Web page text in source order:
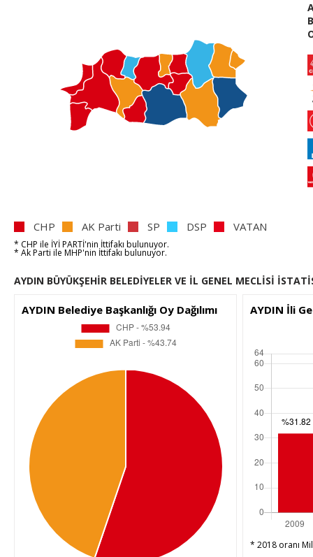
CHP AK Parti SP DSP VATAN
* CHP ile İYİ PARTİ'nin İttifakı bulunuyor.
* Ak Parti ile MHP'nin İttifakı bulunuyor.
AYDIN BÜYÜKŞEHİR BELEDİYELER VE İL GENEL MECLİSİ
AYDIN Belediye Başkanlığı Oy Dağılımı AYDIN İli
* 2018 oranı